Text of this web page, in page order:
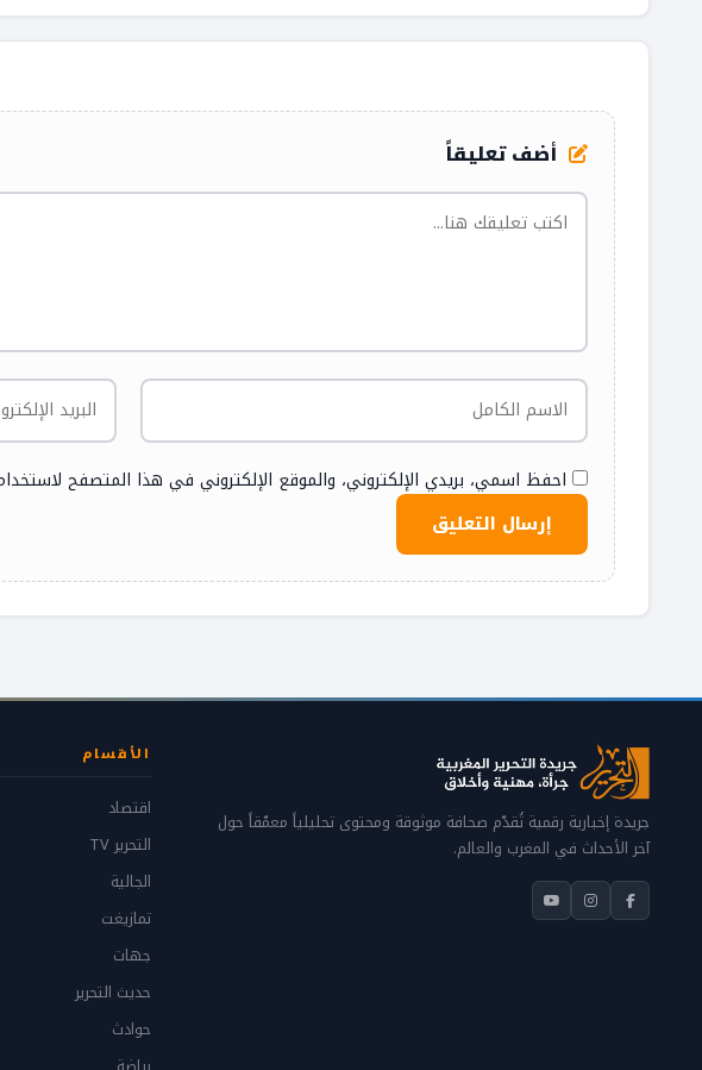
أضف تعليقاً
احفظ اسمي، بريدي الإلكتروني، والموقع الإلكتروني في هذا المتصفح
جريدة إخبارية رقمية تُقدّم صحافة موثوقة ومحتوى تحليلياً معمّقاً حول
آخر الأحداث في المغرب والعالم.
الأقسام
اقتصاد
التحرير TV
الجالية
تمازيغت
جهات
حديث التحرير
حوادث